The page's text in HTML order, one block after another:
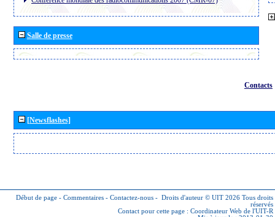
Salle de presse
Contacts
[Newsflashes]
Début de page - Commentaires - Contactez-nous - Droits d'auteur © UIT 2026 Tous droits
réservés
Contact pour cette page : Coordinateur Web de l'UIT-R